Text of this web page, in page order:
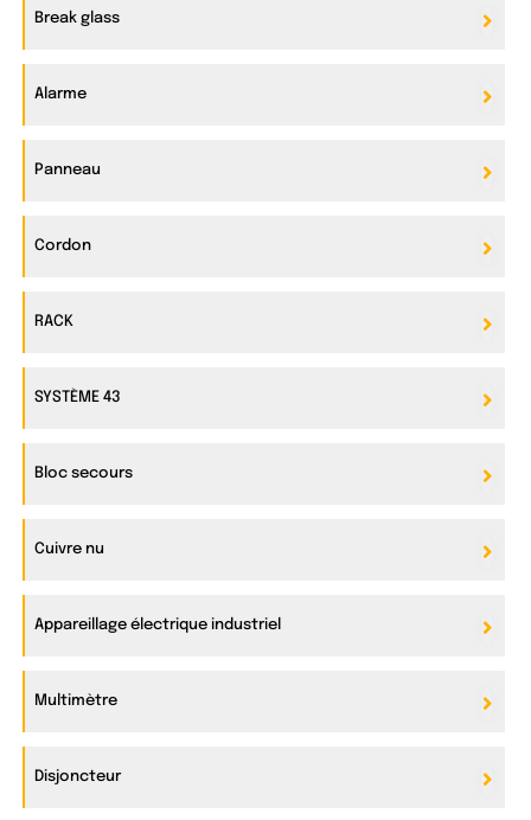
Break glass
Alarme
Panneau
Cordon
RACK
SYSTÈME 43
Bloc secours
Cuivre nu
Appareillage électrique industriel
Multimètre
Disjoncteur